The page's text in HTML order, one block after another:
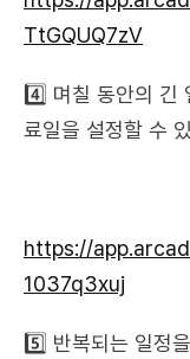
TtGQUQ7zV
4️⃣ 며칠 동안의
료일을 설정할 수
https://
1037q3xuj
5️⃣ 반복되는 일정